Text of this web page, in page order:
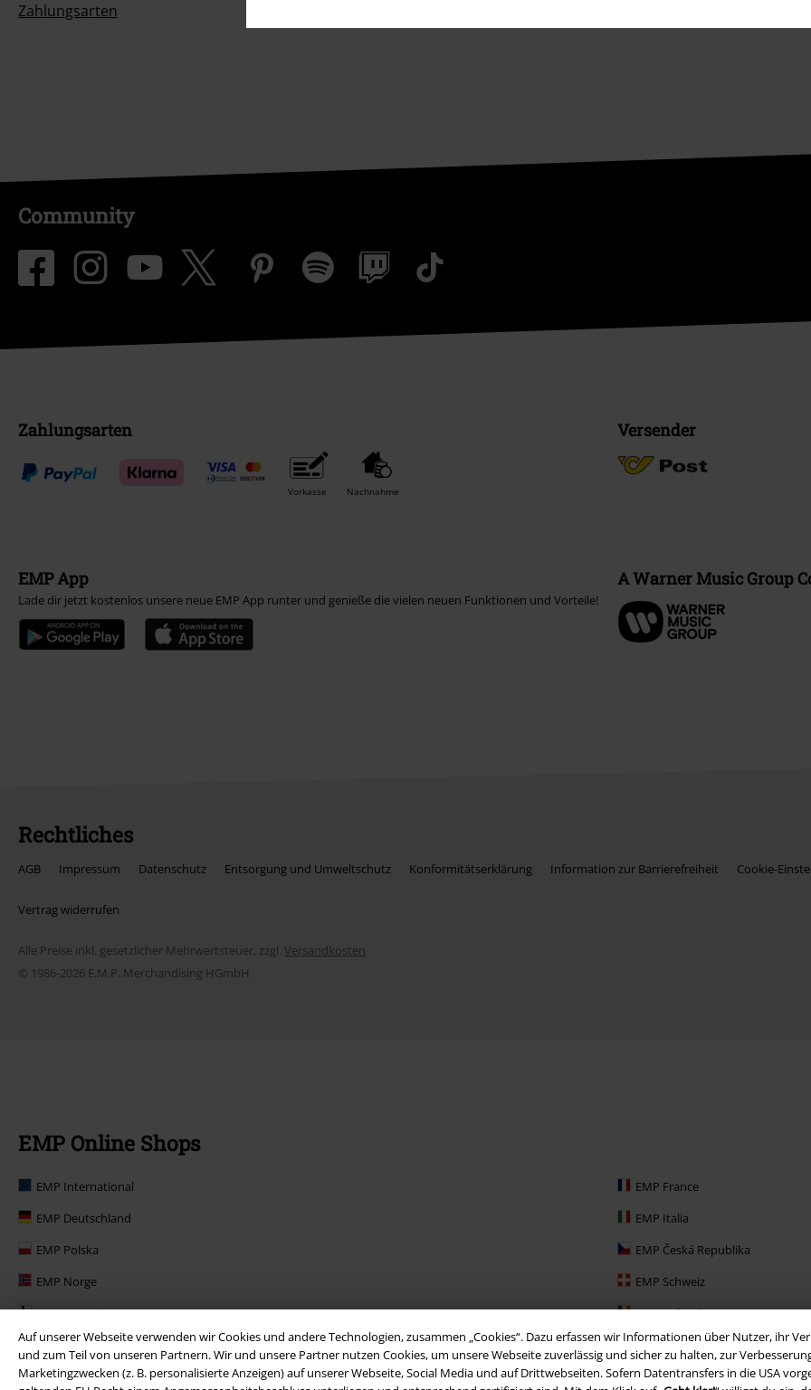
Auf unserer Webseite verwenden wir Cookies und andere Technologien, zusammen „Cookies“. Dazu erfassen wir Informationen über Nutzer, ihr
und zum Teil von unseren Partnern. Wir und unsere Partner nutzen Cookies, um unsere Webseite zuverlässig und sicher zu halten, zur
Marketingzwecken (z. B. personalisierte Anzeigen) auf unserer Webseite, Social Media und auf Drittwebseiten. Sofern Datentransfers in die USA
Zahlungsarten
Community
Zahlungsarten
Vorkasse Nachnahme
Versender
EMP App
Lade dir jetzt kostenlos unsere neue EMP App runter und genieße die vielen neuen Funktionen und Vorteile!
A Warner Music Group
Rechtliches
AGB Impressum Datenschutz Entsorgung und Umweltschutz Konformitätserklärung Information zur Barrierefreiheit Cookie-
Vertrag widerrufen
Alle Preise inkl. gesetzlicher Mehrwertsteuer, zzgl. Versandkosten
© 1986-2026 E.M.P. Merchandising HGmbH
EMP Online Shops
EMP International
EMP France
EMP Deutschland
EMP Italia
EMP Polska
EMP Česká Republika
EMP Norge
EMP Schweiz
EMP Suomi
EMP Ireland
EMP United Kingdom
EMP Sverige
EMP Danmark
Large Nederland